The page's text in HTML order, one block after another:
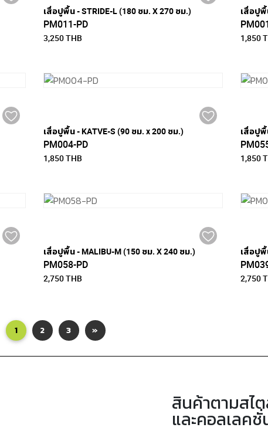
เสื่อปูพื้น - STRIDE-L (180 ซม. X 270 ซม.)
PM011-PD
3,250 THB
เสื่อปูพื้
1,850
เสื่อปูพื้น - KATVE-S (90 ซม. x 200 ซม.)
PM004-PD
1,850 THB
เสื่อปูพื้
1,850
เสื่อปูพื้น - MALIBU-M (150 ซม. X 240 ซม.)
PM058-PD
2,750 THB
เสื่อปูพื้
2,750
1 2 3 »
สินค้าตามสไ
และคอลเลคชั่